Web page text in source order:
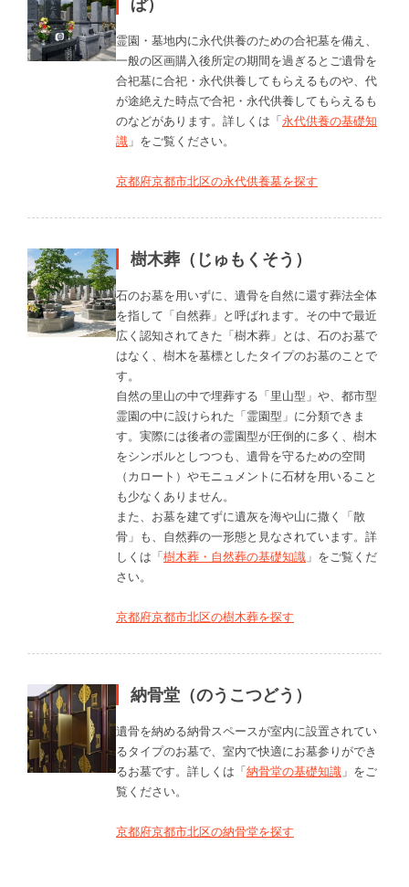
霊園・墓地内に永代供養のための合祀墓を備え、
一般の区画購入後所定の期間を過ぎるとご遺骨を
合祀墓に合祀・永代供養してもらえるものや、代
が途絶えた時点で合祀・永代供養してもらえるも
のなどがあります。詳しくは「永代供養の基礎知
識 」をご覧ください。
京都府京都市北区の永代供養墓を探す
樹木葬（じゅもくそう）
石のお墓を用いずに、遺骨を自然に還す葬法全体
を指して「自然葬」と呼ばれます。その中で最近
広く認知されてきた「樹木葬」とは、石のお墓で
はなく、樹木を墓標としたタイプのお墓のことで
す。
自然の里山の中で埋葬する「里山型」や、都市型
霊園の中に設けられた「霊園型」に分類できま
す。実際には後者の霊園型が圧倒的に多く、樹木
をシンボルとしつつも、遺骨を守るための空間
（カロート）やモニュメントに石材を用いること
も少なくありません。
また、お墓を建てずに遺灰を海や山に撒く「散
骨」も、自然葬の一形態と見なされています。詳
しくは「樹木葬・自然葬の基礎知識 」をご覧くだ
さい。
京都府京都市北区の樹木葬を探す
納骨堂（のうこつどう）
遺骨を納める納骨スペースが室内に設置されてい
るタイプのお墓で、室内で快適にお墓参りができ
るお墓です。詳しくは「納骨堂の基礎知識 」をご
覧ください。
京都府京都市北区の納骨堂を探す